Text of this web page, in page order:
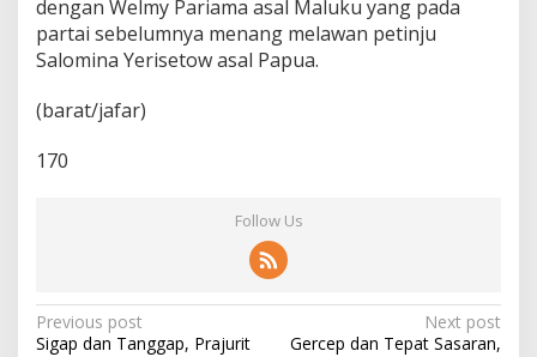
dengan Welmy Pariama asal Maluku yang pada
partai sebelumnya menang melawan petinju
Salomina Yerisetow asal Papua.
(barat/jafar)
170
Follow Us
P
Previous post
Sigap dan Tanggap, Prajurit
Next post
Gercep dan Tepat Sasaran,